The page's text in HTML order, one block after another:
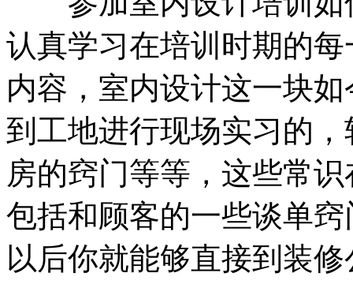
认真学习在培训时期的
内容，室内设计这一块
到工地进行现场实习的
房的窍门等等，这些常
包括和顾客的一些谈单
以后你就能够直接到装